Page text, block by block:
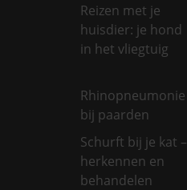
Reizen met je
huisdier: je hond
in het vliegtuig
Rhinopneumonie
bij paarden
Schurft bij je kat –
herkennen en
behandelen